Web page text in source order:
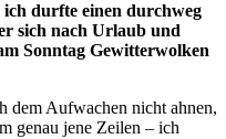
ich durfte einen durchweg
sich nach Urlaub und
Sonntag Gewitterwolken
dem Aufwachen nicht ahnen,
genau jene Zeilen – ich